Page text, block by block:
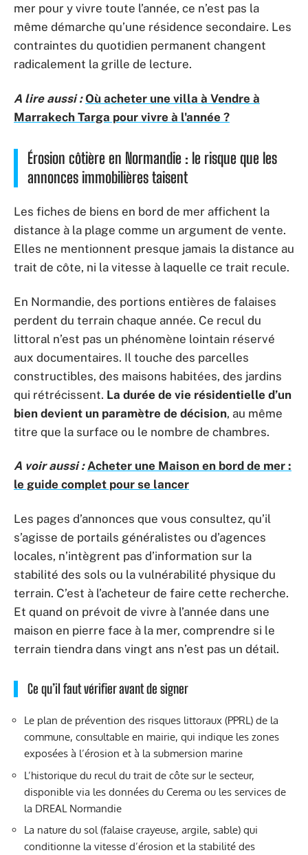
mer pour y vivre toute l’année, ce n’est pas la
même démarche qu’une résidence secondaire. Les
contraintes du quotidien permanent changent
radicalement la grille de lecture.
A lire aussi : Où acheter une villa à Vendre à
Marrakech Targa pour vivre à l'année ?
Érosion côtière en Normandie : le risque que les
annonces immobilières taisent
Les fiches de biens en bord de mer affichent la
distance à la plage comme un argument de vente.
Elles ne mentionnent presque jamais la distance au
trait de côte, ni la vitesse à laquelle ce trait recule.
En Normandie, des portions entières de falaises
perdent du terrain chaque année. Ce recul du
littoral n’est pas un phénomène lointain réservé
aux documentaires. Il touche des parcelles
constructibles, des maisons habitées, des jardins
qui rétrécissent. La durée de vie résidentielle d’un
bien devient un paramètre de décision, au même
titre que la surface ou le nombre de chambres.
A voir aussi : Acheter une Maison en bord de mer :
le guide complet pour se lancer
Les pages d’annonces que vous consultez, qu’il
s’agisse de portails généralistes ou d’agences
locales, n’intègrent pas d’information sur la
stabilité des sols ou la vulnérabilité physique du
terrain. C’est à l’acheteur de faire cette recherche.
Et quand on prévoit de vivre à l’année dans une
maison en pierre face à la mer, comprendre si le
terrain tiendra dans vingt ans n’est pas un détail.
Ce qu’il faut vérifier avant de signer
Le plan de prévention des risques littoraux (PPRL) de la
commune, consultable en mairie, qui indique les zones
exposées à l’érosion et à la submersion marine
L’historique du recul du trait de côte sur le secteur,
disponible via les données du Cerema ou les services de
la DREAL Normandie
La nature du sol (falaise crayeuse, argile, sable) qui
conditionne la vitesse d’érosion et la stabilité des